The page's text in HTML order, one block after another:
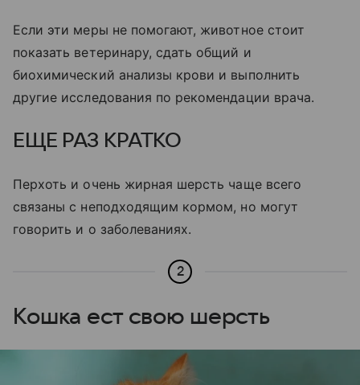
Если эти меры не помогают, животное стоит
показать ветеринару, сдать общий и
биохимический анализы крови и выполнить
другие исследования по рекомендации врача.
ЕЩЕ РАЗ КРАТКО
Перхоть и очень жирная шерсть чаще всего
связаны с неподходящим кормом, но могут
говорить и о заболеваниях.
2
Кошка ест свою шерсть